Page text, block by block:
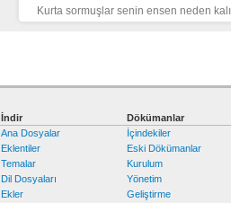
Kurta sormuşlar senin ensen neden
İndir
Ana Dosyalar
Eklentiler
Temalar
Dil Dosyaları
Ekler
Dökümanlar
İçindekiler
Eski Dökümanlar
Kurulum
Yönetim
Geliştirme